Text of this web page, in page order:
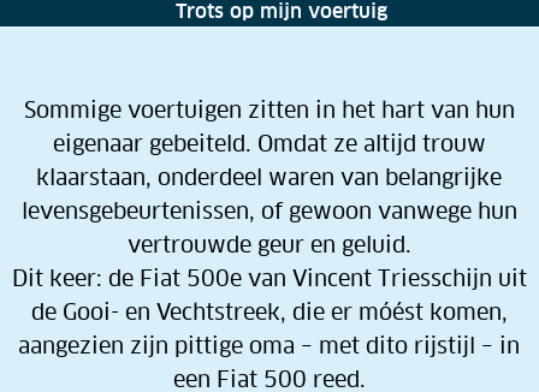
Trots op mijn voertuig
Sommige voertuigen zitten in het hart van hun
eigenaar gebeiteld. Omdat ze altijd trouw
klaarstaan, onderdeel waren van belangrijke
levensgebeurtenissen, of gewoon vanwege hun
vertrouwde geur en geluid.
Dit keer: de Fiat 500e van Vincent Triesschijn uit
de Gooi- en Vechtstreek, die er móést komen,
aangezien zijn pittige oma – met dito rijstijl – in
een Fiat 500 reed.